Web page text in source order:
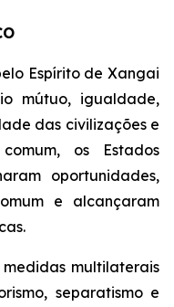
Espírito de Xangai
mútuo, igualdade,
das civilizações e
os Estados
oportunidades,
e alcançaram
multilaterais
separatismo e